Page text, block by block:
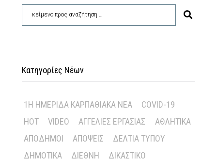
Κατηγορίες Νέων
1Η ΗΜΕΡΊΔΑ ΚΑΡΠΑΘΙΑΚΆ ΝΈΑ
COVID-19
HOT
VIDEO ΑΓΓΕΛΊΕΣ ΕΡΓΑΣΊΑΣ
ΑΘΛΗΤΙΚΆ
ΑΠΌΔΗΜΟΙ
ΑΠΌΨΕΙΣ
ΔΕΛΤΊΑ ΤΎΠΟΥ
ΔΗΜΟΤΙΚΆ
ΔΙΕΘΝΉ ΔΙΚΑΣΤΙΚΌ